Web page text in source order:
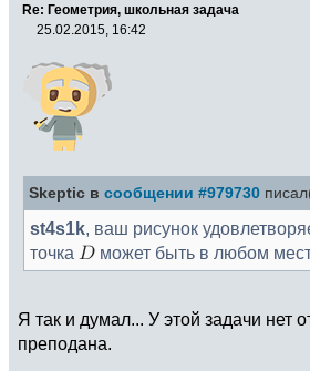
Re: Геометрия, школьная задача
25.02.2015, 16:42
Skeptic в сообщении #979730
st4s1k, ваш рисунок
точка
может быть в любом
Я так и думал... У этой задачи нет
преподана.